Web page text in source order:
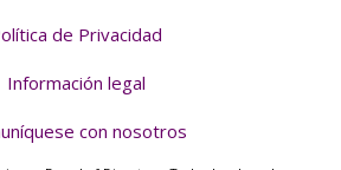
de Privacidad
Información legal
con nosotros